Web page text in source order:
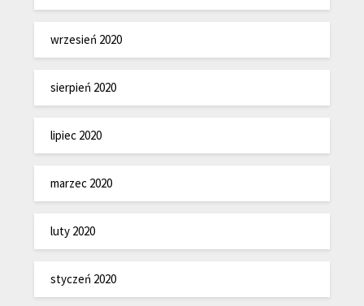
wrzesień 2020
sierpień 2020
lipiec 2020
marzec 2020
luty 2020
styczeń 2020